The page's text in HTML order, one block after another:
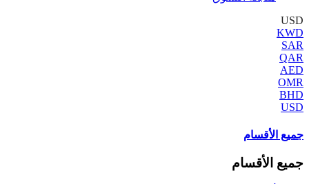
USD
KWD
SAR
QAR
AED
OMR
BHD
USD
جميع الأقسام
جميع الأقسام